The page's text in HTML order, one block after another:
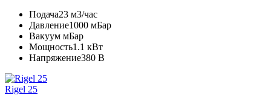
Подача23 м3/час
Давление1000 мБар
Вакуум мБар
Мощность1.1 кВт
Напряжение380 В
Rigel 25